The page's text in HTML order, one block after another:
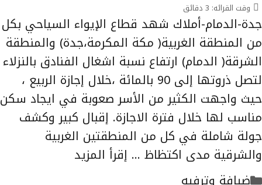
وقت القرائه: 3 دقائق
جدة-الدمام-أملاك شهد قطاع الإيواء السياحي بكل
من المنطقة الغربية( مكة المكرمة،جدة) والمنطقة
الشرقة( الدمام) ارتفاع نسبة اشغال الفنادق بالنزلاء
لتصل ذروتها إلى 90 بالمائة ،خلال إجازة الربيع ،
حيث واجهت الكثير من الأسر صعوبة في ايجاد سكن
مناسب لها خلال فترة الاجازة. إقبال كبير وكشف
جولة شاملة في كل من المنطقتين الغربية
والشرقية مدى اكتظاظ … إقرأ المزيد
التصنيفات
ضيافة وترفيه